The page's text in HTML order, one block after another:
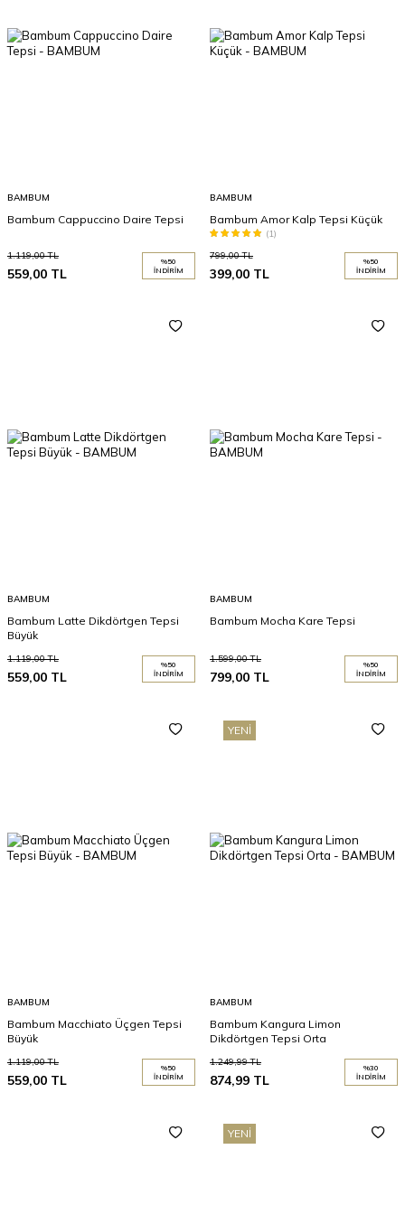
BAMBUM
Bambum Cappuccino Daire Tepsi
1.119,00TL
559,00 TL
%50
İNDIRIM
BAMBUM
Bambum Amor Kalp Tepsi Küçük
(1)
799,00TL
399,00 TL
%50
İNDIRIM
BAMBUM
Bambum Latte Dikdörtgen Tepsi
Büyük
1.119,00TL
559,00 TL
%50
İNDIRIM
BAMBUM
Bambum Mocha Kare Tepsi
1.599,00TL
799,00 TL
%50
İNDIRIM
BAMBUM
Bambum Macchiato Üçgen Tepsi
Büyük
1.119,00TL
559,00 TL
%50
İNDIRIM
YENI
BAMBUM
Bambum Kangura Limon
Dikdörtgen Tepsi Orta
1.249,99TL
874,99 TL
%30
İNDIRIM
YENI